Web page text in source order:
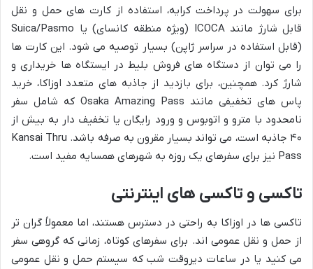
برای سهولت در پرداخت کرایه، استفاده از کارت های حمل و نقل
قابل شارژ مانند ICOCA (ویژه منطقه کانسای) یا Suica/Pasmo
(قابل استفاده در سراسر ژاپن) بسیار توصیه می شود. این کارت ها
را می توان از دستگاه های فروش بلیط در ایستگاه ها خریداری و
شارژ کرد. همچنین، برای بازدید از جاذبه های متعدد اوزاکا، خرید
پاس های تخفیفی مانند Osaka Amazing Pass که شامل سفر
نامحدود با مترو و اتوبوس و ورود رایگان یا تخفیف دار به بیش از
۴۰ جاذبه است، می تواند بسیار مقرون به صرفه باشد. Kansai Thru
Pass نیز برای سفرهای یک روزه به شهرهای همسایه مفید است.
تاکسی و تاکسی های اینترنتی
تاکسی ها در اوزاکا به راحتی در دسترس هستند، اما معمولاً گران تر
از حمل و نقل عمومی اند. برای سفرهای کوتاه، زمانی که گروهی سفر
می کنید یا در ساعات دیروقت شب که سیستم حمل و نقل عمومی